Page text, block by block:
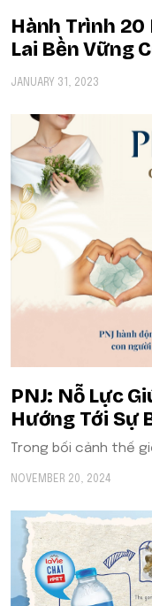
Hành Trình 20
Lai Bền Vững
JANUARY 31, 2023
​​PNJ: Nỗ Lực
Hướng Tới Sự
Trong bối cảnh thế
NOVEMBER 20, 2024